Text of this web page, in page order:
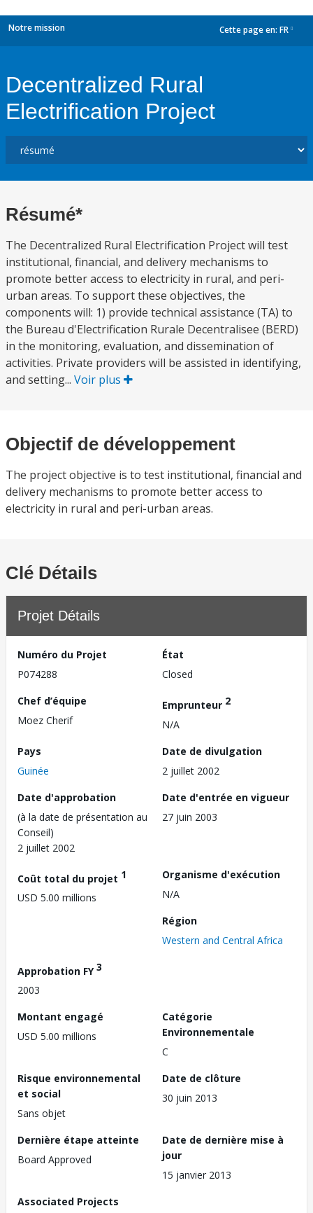
Notre mission Cette page en: FR
Decentralized Rural
Electrification Project
Résumé*
The Decentralized Rural Electrification Project will test
institutional, financial, and delivery mechanisms to
promote better access to electricity in rural, and peri-
urban areas. To support these objectives, the
components will: 1) provide technical assistance (TA) to
the Bureau d'Electrification Rurale Decentralisee (BERD)
in the monitoring, evaluation, and dissemination of
activities. Private providers will be assisted in identifying,
and setting... Voir plus
Objectif de développement
The project objective is to test institutional, financial and
delivery mechanisms to promote better access to
electricity in rural and peri-urban areas.
Clé Détails
Projet Détails
Numéro du Projet
P074288
État
Closed
Chef d’équipe
Moez Cherif
Emprunteur 2
N/A
Pays
Guinée
Date de divulgation
2 juillet 2002
Date d'approbation
(à la date de présentation au
Conseil)
2 juillet 2002
Date d'entrée en vigueur
27 juin 2003
Coût total du projet 1
USD 5.00 millions
Organisme d'exécution
N/A
Région
Western and Central Africa
Approbation FY3
2003
Montant engagé
USD 5.00 millions
Catégorie
Environnementale
C
Risque environnemental
et social
Sans objet
Date de clôture
30 juin 2013
Dernière étape atteinte
Board Approved
Date de dernière mise à
jour
15 janvier 2013
Associated Projects